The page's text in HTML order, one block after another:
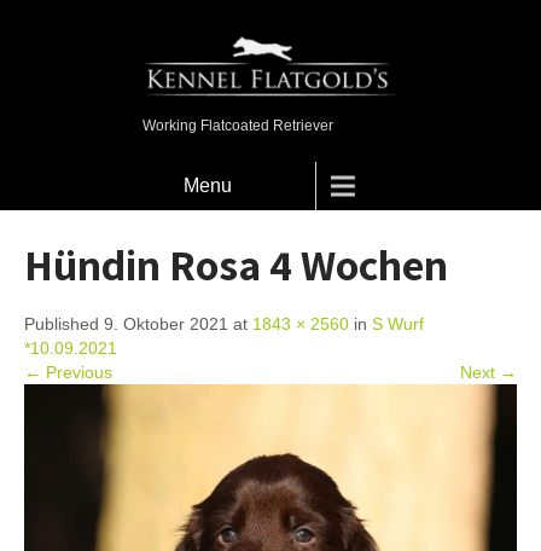
Working Flatcoated Retriever
Menu
Hündin Rosa 4 Wochen
Published 9. Oktober 2021 at 1843 × 2560 in S Wurf
*10.09.2021
← Previous
Next →